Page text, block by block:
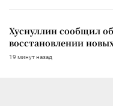
Хуснуллин сообщил
восстановлении
19 минут назад